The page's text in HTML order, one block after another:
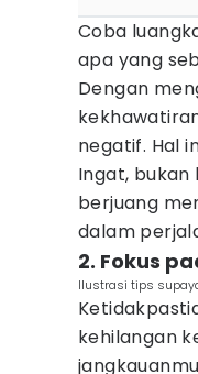
Coba
apa yang
Dengan
negatif. Hal
Ingat, bukan
berjuang
dalam
2. Fokus
Ilustrasi tips
kehilangan